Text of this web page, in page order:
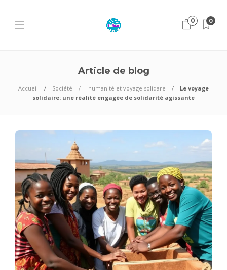
0 0
Article de blog
Accueil Société humanité et voyage solidare
Le voyage
solidaire: une réalité engagée de solidarité agissante